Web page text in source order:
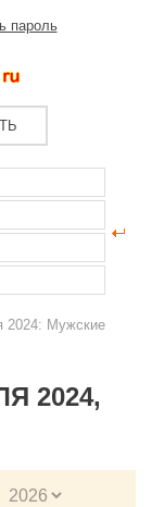
пароль
2024: Мужские
2024,